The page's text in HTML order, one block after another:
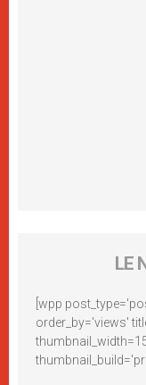
LE
[wpp
order_by='views'